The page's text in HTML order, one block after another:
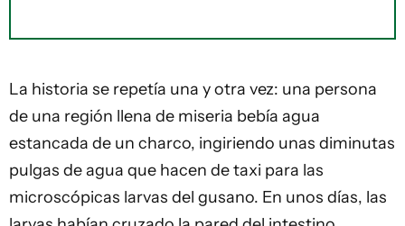
La historia se repetía una y otra vez: una persona
de una región llena de miseria bebía agua
estancada de un charco, ingiriendo unas diminutas
pulgas de agua que hacen de taxi para las
microscópicas larvas del gusano. En unos días, las